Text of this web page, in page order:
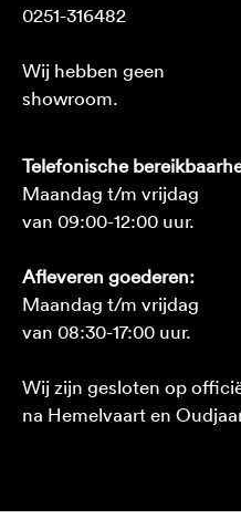
0251-316482
Wij hebben geen
showroom.
Telefonische
Maandag t/m vrijdag
van 09:00-12:00 uur.
Afleveren goederen:
Maandag t/m vrijdag
van 08:30-17:00 uur.
Wij zijn gesloten op
na Hemelvaart en